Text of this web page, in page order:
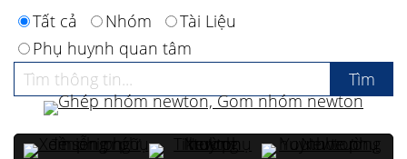
Tất cả
Nhóm
Tài Liệu
Phụ huynh quan tâm